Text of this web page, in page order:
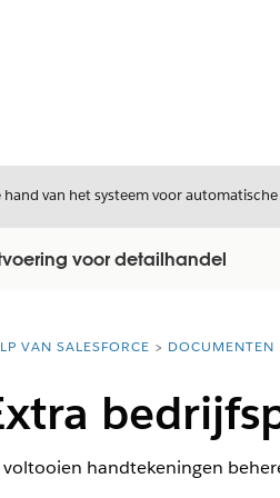
van het systeem voor
voor detailhandel
weergeven
hier:
VAN SALESFORCE DOCUMENTEN
voltooien handtekeningen